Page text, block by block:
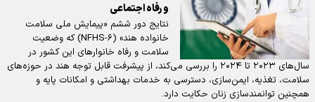
و رفاه اجتماعی
نتایج دور ششم «پیمایش ملی سلامت
خانواده هند» (NFHS-۶) که وضعیت
سلامت و رفاه خانوار‌های این کشور در
سال‌های ۲۰۲۳ تا ۲۰۲۴ را بررسی می‌کند، از پیشرفت قابل توجه هند در حوزه‌های
سلامت، تغذیه، ایمن‌سازی، دسترسی به خدمات بهداشتی و امکانات پایه و
همچنین توانمندسازی زنان حکایت دارد.